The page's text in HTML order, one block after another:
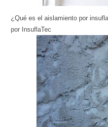
¿Qué es el aislamiento por
por InsuflaTec